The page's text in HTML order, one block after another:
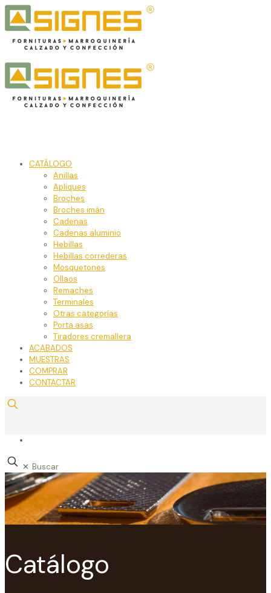
CATÁLOGO
Anillas
Apliques
Broches
Broches imán
Cadenas
Cadenas aluminio
Hebillas
Hebillas correderas
Mosquetones
Ollaos
Remaches
Terminales
Otras categorías
Porta asas
Tiradores cremallera
ACABADOS
MUESTRAS
COMPRAR
CONTACTAR
✕
Catálogo